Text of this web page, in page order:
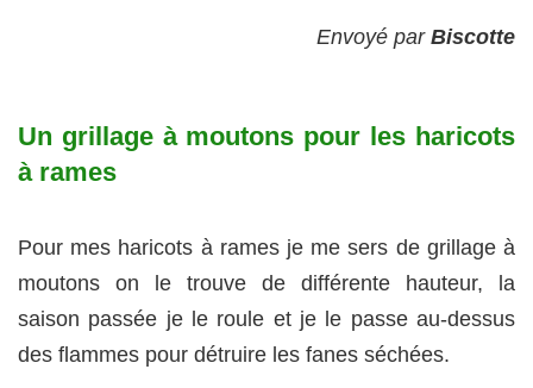
Envoyé par Biscotte
Un grillage à moutons pour les haricots
à rames
Pour mes haricots à rames je me sers de grillage à
moutons on le trouve de différente hauteur, la
saison passée je le roule et je le passe au-dessus
des flammes pour détruire les fanes séchées.